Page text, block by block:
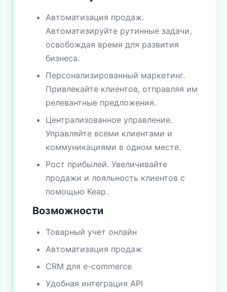
Автоматизация продаж.
Автоматизируйте рутинные задачи,
освобождая время для развития
бизнеса.
Персонализированный маркетинг.
Привлекайте клиентов, отправляя им
релевантные предложения.
Централизованное управление.
Управляйте всеми клиентами и
коммуникациями в одном месте.
Рост прибылей. Увеличивайте
продажи и лояльность клиентов с
помощью Keap.
Возможности
Товарный учет онлайн
Автоматизация продаж
CRM для e-commerce
Удобная интеграция API